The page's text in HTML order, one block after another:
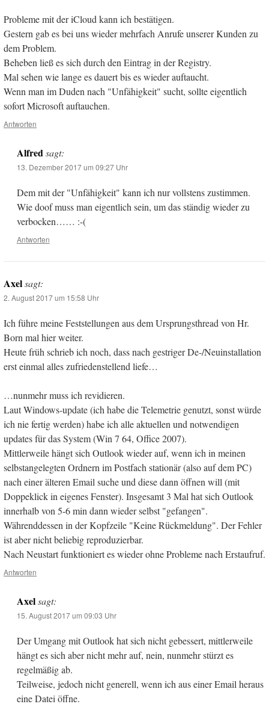
Probleme mit der iCloud kann ich bestätigen.
Gestern gab es bei uns wieder mehrfach Anrufe unserer Kunden zu
dem Problem.
Beheben ließ es sich durch den Eintrag in der Registry.
Mal sehen wie lange es dauert bis es wieder auftaucht.
Wenn man im Duden nach "Unfähigkeit" sucht, sollte eigentlich
sofort Microsoft auftauchen.
Antworten
Alfred sagt:
13. Dezember 2017 um 09:27 Uhr
Dem mit der "Unfähigkeit" kann ich nur vollstens zustimmen.
Wie doof muss man eigentlich sein, um das ständig wieder zu
verbocken…… :-(
Antworten
Axelsagt:
2. August 2017 um 15:58 Uhr
Ich führe meine Feststellungen aus dem Ursprungsthread von Hr.
Born mal hier weiter.
Heute früh schrieb ich noch, dass nach gestriger De-/Neuinstallation
erst einmal alles zufriedenstellend liefe…
…nunmehr muss ich revidieren.
Laut Windows-update (ich habe die Telemetrie genutzt, sonst würde
ich nie fertig werden) habe ich alle aktuellen und notwendigen
updates für das System (Win 7 64, Office 2007).
Mittlerweile hängt sich Outlook wieder auf, wenn ich in meinen
selbstangelegten Ordnern im Postfach stationär (also auf dem PC)
nach einer älteren Email suche und diese dann öffnen will (mit
Doppeklick in eigenes Fenster). Insgesamt 3 Mal hat sich Outlook
innerhalb von 5-6 min dann wieder selbst "gefangen".
Währenddessen in der Kopfzeile "Keine Rückmeldung". Der Fehler
ist aber nicht beliebig reproduzierbar.
Nach Neustart funktioniert es wieder ohne Probleme nach Erstaufruf.
Antworten
Axel sagt:
15. August 2017 um 09:03 Uhr
Der Umgang mit Outlook hat sich nicht gebessert, mittlerweile
hängt es sich aber nicht mehr auf, nein, nunmehr stürzt es
regelmäßig ab.
Teilweise, jedoch nicht generell, wenn ich aus einer Email heraus
eine Datei öffne.